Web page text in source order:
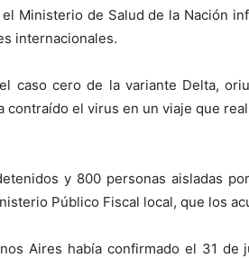
Ministerio de Salud de la Nación
internacionales.
caso cero de la variante Delta,
contraído el virus en un viaje que
y 800 personas aisladas
Público Fiscal local, que los
Aires había confirmado el 31